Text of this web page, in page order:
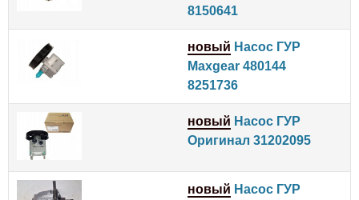
8150641
новый Насос ГУР
Maxgear 480144
8251736
новый Насос ГУР
Оригинал 31202095
новый Насос ГУР